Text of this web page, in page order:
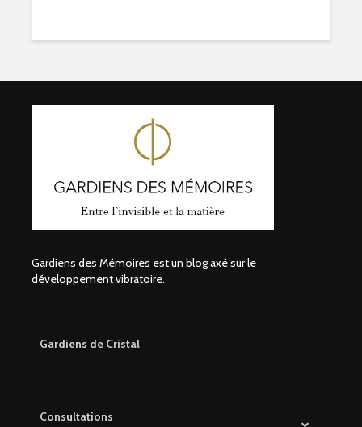
Gardiens des Mémoires est un blog axé sur le
développement vibratoire.
Gardiens de Cristal
Consultations